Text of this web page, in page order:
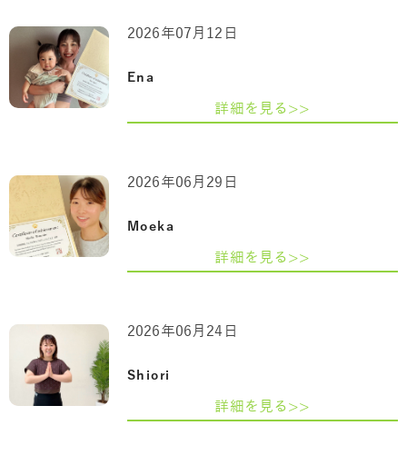
Ena
2026年07月12日
詳細を見る>>
Moeka
2026年06月29日
詳細を見る>>
Shiori
2026年06月24日
詳細を見る>>